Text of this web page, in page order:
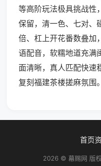
等高阶玩法极具挑战性
保留，清一色、七对、
倍、杠上开花番数叠加
语配音，软糯地道充满
面清晰，真人匹配快速
复刻福建茶楼搓麻氛围。
首页
2026 © 幕赐网 版